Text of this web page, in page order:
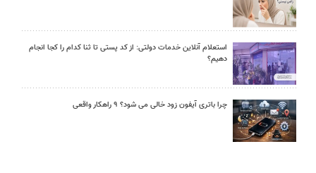
استعلام آنلاین خدمات دولتی: از کد پستی تا ثنا کدام را کجا انجام
دهیم؟
چرا باتری آیفون زود خالی می شود؟ ۹ راهکار واقعی